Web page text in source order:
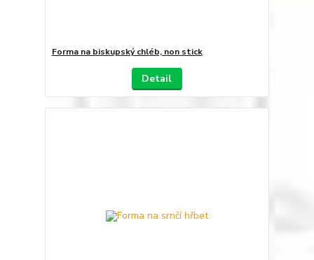
Forma na biskupský chléb, non stick
Detail